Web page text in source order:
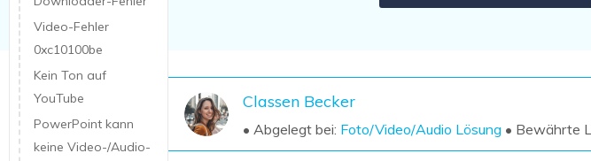
NAS-Datenrettung
Mac-Papierkorb-Wiederherstellung
Classen Becker
• Abgelegt bei: Foto/Video/Audio Lösung • Bewährte
Video-Fehler
0xc10100be
Kein Ton auf
YouTube
PowerPoint kann
keine Video-/Audio-